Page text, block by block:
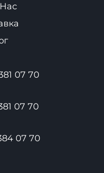
07 70
07 70
07 70